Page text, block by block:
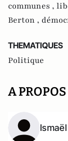
communes ,
Berton ,
THEMATIQUES
Politique
A